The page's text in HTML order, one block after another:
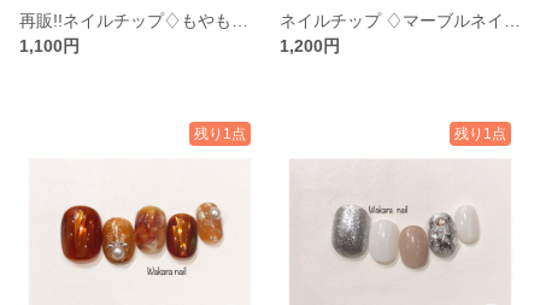
1,100円
1,200円
残り1点 残り1点